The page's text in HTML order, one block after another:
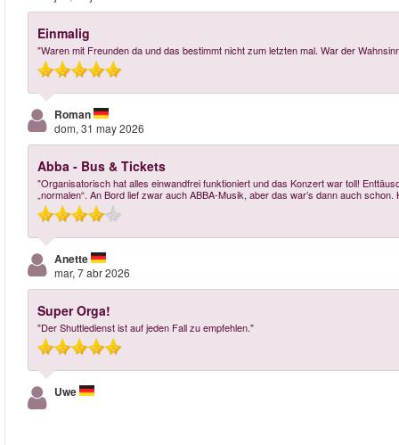
Einmalig
"Waren mit Freunden da und das bestimmt nicht zum letzten mal. War der
Roman
dom, 31 may 2026
Abba - Bus & Tickets
"Organisatorisch hat alles einwandfrei funktioniert und das Konzert war toll!
„normalen“. An Bord lief zwar auch ABBA-Musik, aber das war’s dann auch
Anette
mar, 7 abr 2026
Super Orga!
"Der Shuttledienst ist auf jeden Fall zu empfehlen."
Uwe